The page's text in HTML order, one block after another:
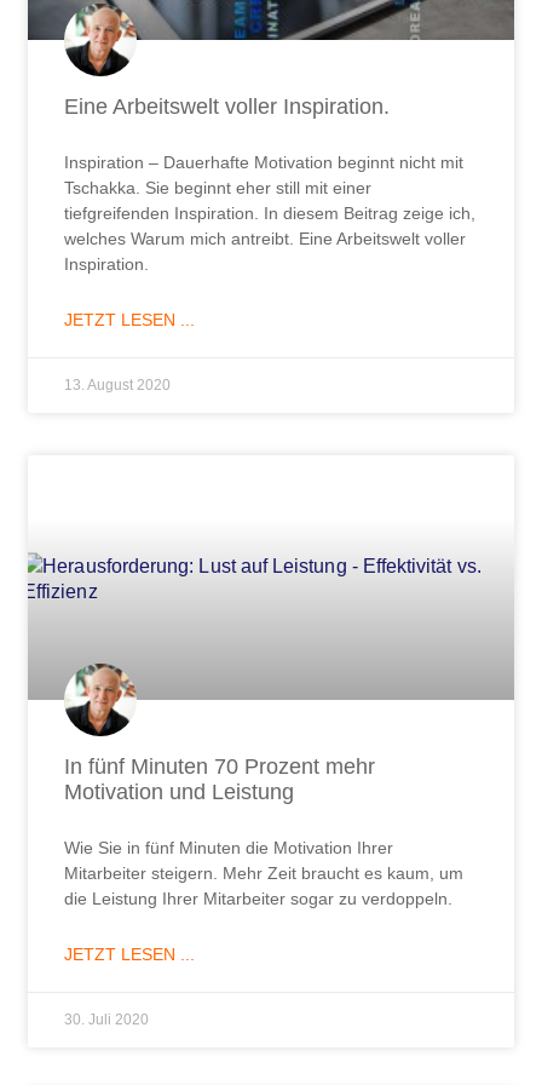
Eine Arbeitswelt voller Inspiration.
Inspiration – Dauerhafte Motivation beginnt nicht mit
Tschakka. Sie beginnt eher still mit einer
tiefgreifenden Inspiration. In diesem Beitrag zeige ich,
welches Warum mich antreibt. Eine Arbeitswelt voller
Inspiration.
JETZT LESEN ...
13. August 2020
In fünf Minuten 70 Prozent mehr
Motivation und Leistung
Wie Sie in fünf Minuten die Motivation Ihrer
Mitarbeiter steigern. Mehr Zeit braucht es kaum, um
die Leistung Ihrer Mitarbeiter sogar zu verdoppeln.
JETZT LESEN ...
30. Juli 2020